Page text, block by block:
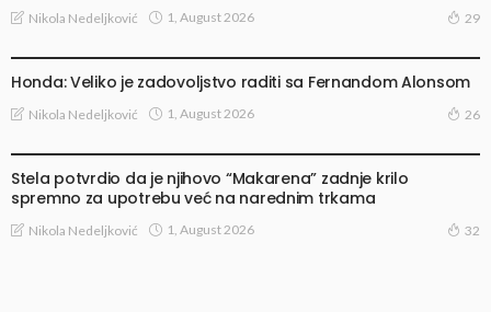
Nikola Nedeljković 1, August 2026 29
Honda: Veliko je zadovoljstvo raditi sa Fernandom Alonsom
Nikola Nedeljković 1, August 2026 26
Stela potvrdio da je njihovo “Makarena” zadnje krilo
spremno za upotrebu već na narednim trkama
Nikola Nedeljković 1, August 2026 32